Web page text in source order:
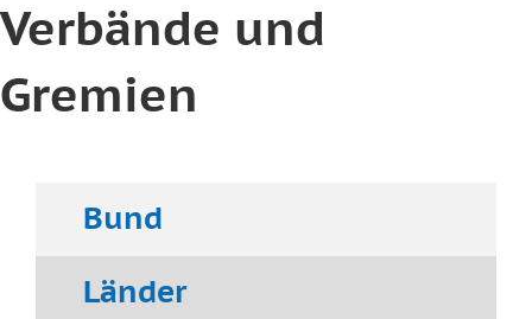
Verbände und
Gremien
Bund
Länder